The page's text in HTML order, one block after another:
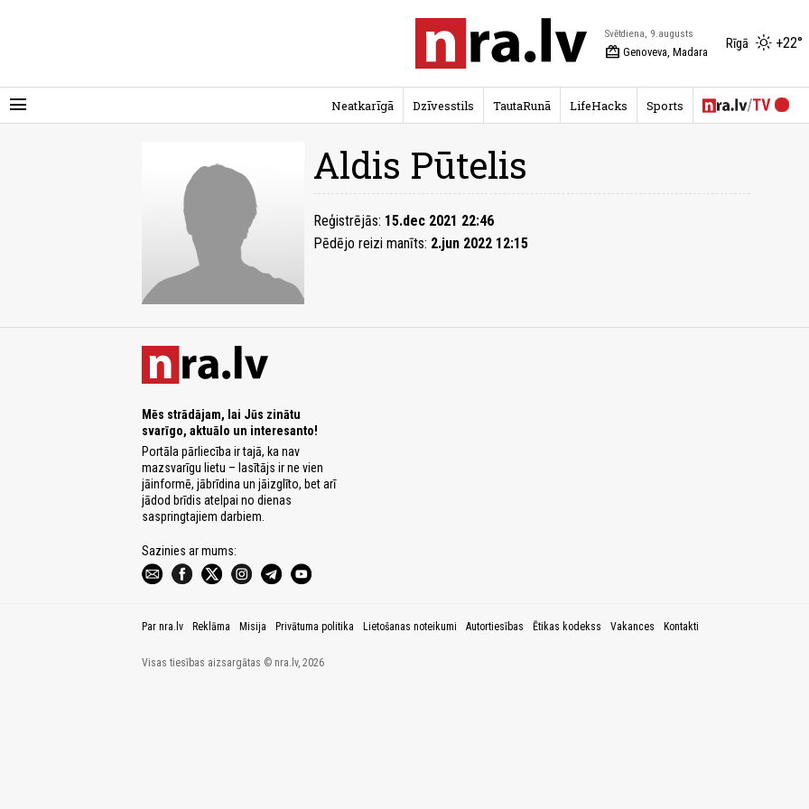
menu
Svētdiena, 9.augusts
redeem Genoveva, Madara
Rīgā +22°
Neatkarīgā Dzīvesstils TautaRunā LifeHacks Sports
Aldis Pūtelis
Reģistrējās: 15.dec 2021 22:46
Pēdējo reizi manīts: 2.jun 2022 12:15
Mēs strādājam, lai Jūs zinātu
svarīgo, aktuālo un interesanto!
Portāla pārliecība ir tajā, ka nav
mazsvarīgu lietu – lasītājs ir ne vien
jāinformē, jābrīdina un jāizglīto, bet arī
jādod brīdis atelpai no dienas
saspringtajiem darbiem.
Sazinies ar mums:
Par nra.lv Reklāma Misija Privātuma politika Lietošanas noteikumi Autortiesības Ētikas kodekss Vakances Kontakti
Visas tiesības aizsargātas © nra.lv, 2026